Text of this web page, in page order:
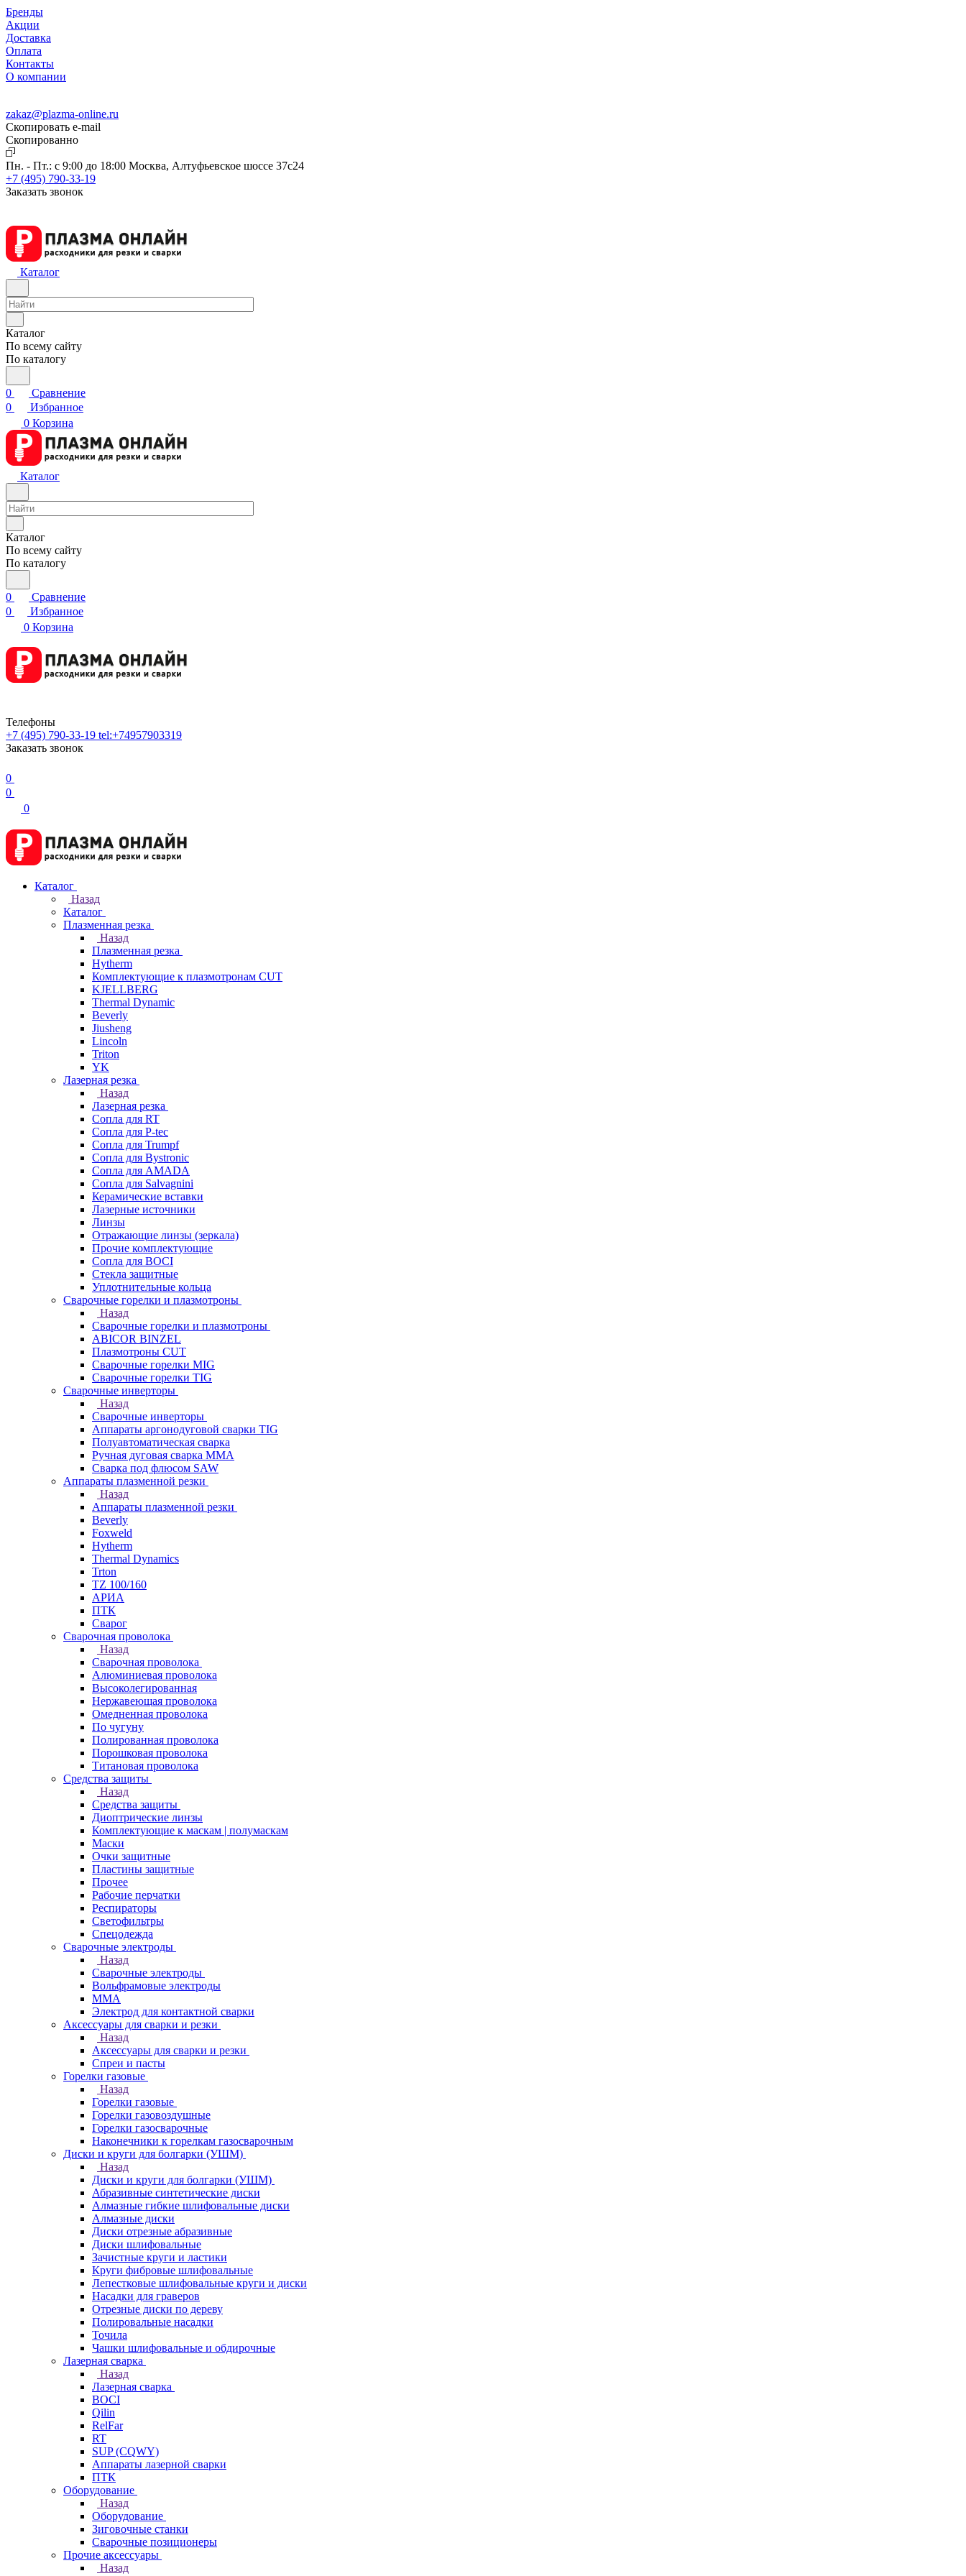
Бренды
Акции
Доставка
Оплата
Контакты
О компании
zakaz@plazma-online.ru
Скопировать e-mail
Cкопированно
Пн. - Пт.: с 9:00 до 18:00 Москва, Алтуфьевское шоссе 37с24
+7 (495) 790-33-19
Заказать звонок
Каталог
Каталог
По всему сайту
По каталогу
0
Сравнение
0
Избранное
0 Корзина
Каталог
Каталог
По всему сайту
По каталогу
0
Сравнение
0
Избранное
0 Корзина
Телефоны
+7 (495) 790-33-19 tel:+74957903319
Заказать звонок
0
0
0
Каталог
Назад
Каталог
Плазменная резка
Назад
Плазменная резка
Hytherm
Комплектующие к плазмотронам CUT
KJELLBERG
Thermal Dynamic
Beverly
Jiusheng
Lincoln
Triton
YK
Лазерная резка
Назад
Лазерная резка
Сопла для RT
Сопла для P-tec
Сопла для Trumpf
Сопла для Bystronic
Сопла для AMADA
Сопла для Salvagnini
Керамические вставки
Лазерные источники
Линзы
Отражающие линзы (зеркала)
Прочие комплектующие
Сопла для BOCI
Стекла защитные
Уплотнительные кольца
Сварочные горелки и плазмотроны
Назад
Сварочные горелки и плазмотроны
ABICOR BINZEL
Плазмотроны CUT
Сварочные горелки MIG
Сварочные горелки TIG
Сварочные инверторы
Назад
Сварочные инверторы
Аппараты аргонодуговой сварки TIG
Полуавтоматическая сварка
Ручная дуговая сварка MMA
Сварка под флюсом SAW
Аппараты плазменной резки
Назад
Аппараты плазменной резки
Beverly
Foxweld
Hytherm
Thermal Dynamics
Trton
TZ 100/160
АРИА
ПТК
Сварог
Сварочная проволока
Назад
Сварочная проволока
Алюминиевая проволока
Высоколегированная
Нержавеющая проволока
Омедненная проволока
По чугуну
Полированная проволока
Порошковая проволока
Титановая проволока
Средства защиты
Назад
Средства защиты
Диоптрические линзы
Комплектующие к маскам | полумаскам
Маски
Очки защитные
Пластины защитные
Прочее
Рабочие перчатки
Респираторы
Светофильтры
Спецодежда
Сварочные электроды
Назад
Сварочные электроды
Вольфрамовые электроды
ММА
Электрод для контактной сварки
Аксессуары для сварки и резки
Назад
Аксессуары для сварки и резки
Спреи и пасты
Горелки газовые
Назад
Горелки газовые
Горелки газовоздушные
Горелки газосварочные
Наконечники к горелкам газосварочным
Диски и круги для болгарки (УШМ)
Назад
Диски и круги для болгарки (УШМ)
Абразивные синтетические диски
Алмазные гибкие шлифовальные диски
Алмазные диски
Диски отрезные абразивные
Диски шлифовальные
Зачистные круги и ластики
Круги фибровые шлифовальные
Лепестковые шлифовальные круги и диски
Насадки для граверов
Отрезные диски по дереву
Полировальные насадки
Точила
Чашки шлифовальные и обдирочные
Лазерная сварка
Назад
Лазерная сварка
BOCI
Qilin
RelFar
RT
SUP (CQWY)
Аппараты лазерной сварки
ПТК
Оборудование
Назад
Оборудование
Зиговочные станки
Сварочные позиционеры
Прочие аксессуары
Назад